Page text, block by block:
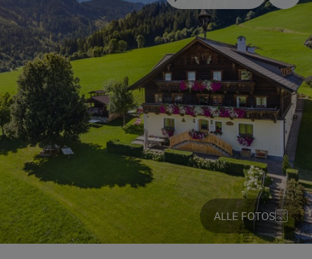
ALLE FOTOS